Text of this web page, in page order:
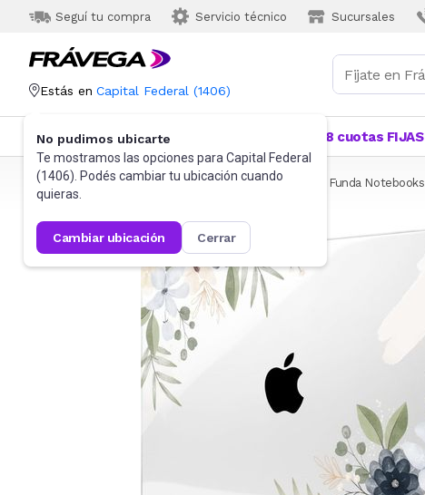
Seguí tu compra Servicio técnico Sucursales
Estás en Capital Federal (1406)
No pudimos ubicarte
Te mostramos las opciones para Capital Federal
(1406). Podés cambiar tu ubicación cuando
quieras.
cambiar ubicación cerrar
Categorías Más Vendidos 18 cuotas FIJAS
Frávega Informática Accesorios de Informática Funda Notebooks